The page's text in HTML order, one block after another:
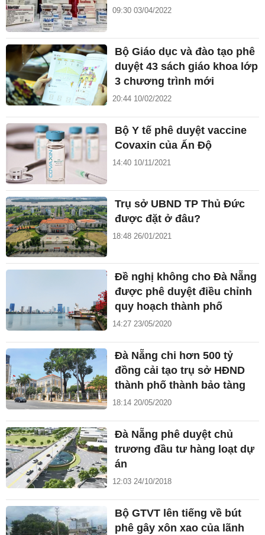
09:30 03/04/2022
Bộ Giáo dục và đào tạo phê
duyệt 43 sách giáo khoa lớp
3 chương trình mới
20:44 10/02/2022
Bộ Y tế phê duyệt vaccine
Covaxin của Ấn Độ
14:40 10/11/2021
Trụ sở UBND TP Thủ Đức
được đặt ở đâu?
18:48 26/01/2021
Đề nghị không cho Đà Nẵng
được phê duyệt điều chỉnh
quy hoạch thành phố
14:27 23/05/2020
Đà Nẵng chi hơn 500 tỷ
đồng cải tạo trụ sở HĐND
thành phố thành bảo tàng
18:14 20/05/2020
Đà Nẵng phê duyệt chủ
trương đầu tư hàng loạt dự
án
12:03 24/10/2018
Bộ GTVT lên tiếng về bút
phê gây xôn xao của lãnh